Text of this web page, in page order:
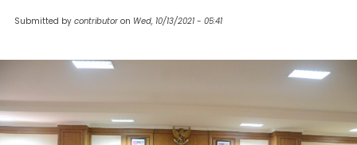
Submitted by contributor on Wed, 10/13/2021 - 05:41